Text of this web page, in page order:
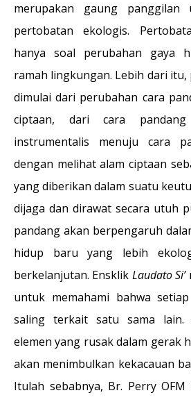
merupakan gaung panggilan
pertobatan ekologis.
hanya soal perubahan gaya
ramah lingkungan. Lebih dari
dimulai dari perubahan cara
ciptaan, dari cara
instrumentalis menuju cara
dengan melihat alam ciptaan
yang diberikan dalam suatu
dijaga dan dirawat secara utuh
pandang akan berpengaruh
hidup baru yang lebih
berkelanjutan. Ensklik Laudato Si’
untuk memahami bahwa
saling terkait satu sama lain.
elemen yang rusak dalam gerak
akan menimbulkan kekacauan
Itulah sebabnya, Br. Perry OFM